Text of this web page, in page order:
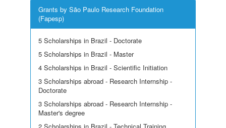
Grants by São Paulo Research Foundation
(Fapesp)
5 Scholarships in Brazil - Doctorate
5 Scholarships in Brazil - Master
4 Scholarships in Brazil - Scientific Initiation
3 Scholarships abroad - Research Internship -
Doctorate
3 Scholarships abroad - Research Internship -
Master's degree